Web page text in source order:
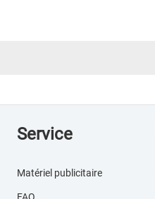
Service
Matériel publicitaire